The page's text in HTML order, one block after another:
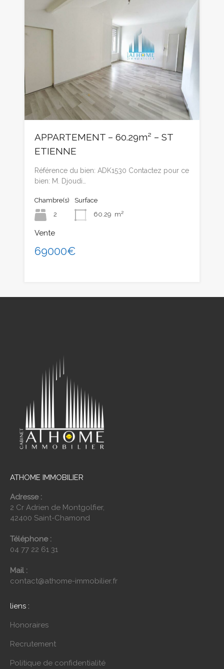
APPARTEMENT – 60.29m² – ST
ETIENNE
Référence du bien: ADK1530 Contactez pour ce
bien: M. Djoudi…
Chambre(s)
2
Surface
60.29 m²
Vente
69000€
ATHOME IMMOBILIER
Adresse :
2 Cr Adrien de Montgolfier,
42400 Saint-Chamond
Téléphone :
04 77 22 61 31
Mail :
contact@athome-immobilier.fr
liens :
Honoraires
Recrutement
Politique de confidentialité